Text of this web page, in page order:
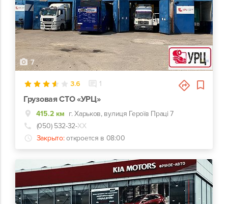
7
3.6 1
Грузовая СТО «УРЦ»
415.2 км г. Харьков, вулиця Героїв Праці 7
(050) 532-32-ХХ
Закрыто: откроется в 08:00